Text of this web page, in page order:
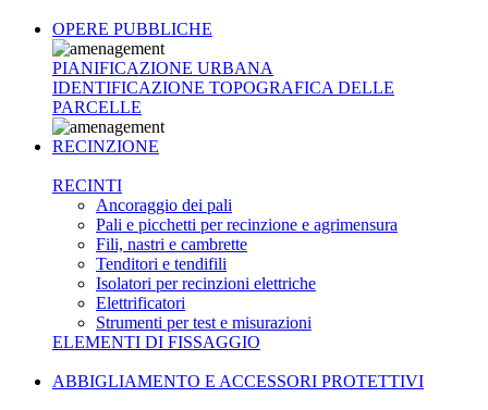
OPERE PUBBLICHE
PIANIFICAZIONE URBANA
IDENTIFICAZIONE TOPOGRAFICA DELLE
PARCELLE
RECINZIONE
RECINTI
Ancoraggio dei pali
Pali e picchetti per recinzione e agrimensura
Fili, nastri e cambrette
Tenditori e tendifili
Isolatori per recinzioni elettriche
Elettrificatori
Strumenti per test e misurazioni
ELEMENTI DI FISSAGGIO
ABBIGLIAMENTO E ACCESSORI PROTETTIVI